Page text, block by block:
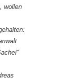
wollen